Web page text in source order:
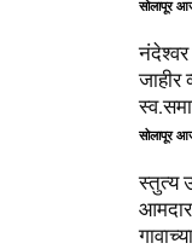
सोलापूर
नंदेश्वर
जाहीर
सोलापूर
स्तुत्य